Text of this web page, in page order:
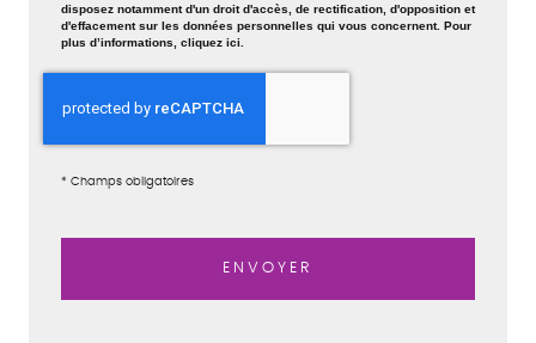
disposez notamment d'un droit d'accès, de rectification, d'opposition et
d'effacement sur les données personnelles qui vous concernent. Pour
plus d’informations, cliquez ici
* Champs obligatoires